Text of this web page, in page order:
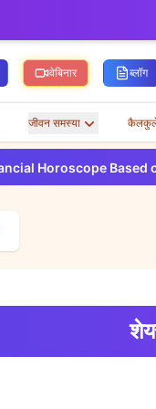
वेबिनार ब्लॉग
जीवन समस्या
Based on Your Birth